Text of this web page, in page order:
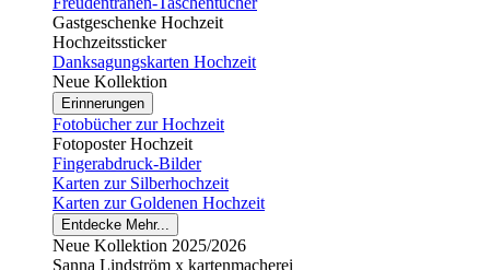
Gastgeschenke Hochzeit
Hochzeitssticker
Danksagungskarten Hochzeit
Neue Kollektion
Erinnerungen
Fotobücher zur Hochzeit
Fotoposter Hochzeit
Fingerabdruck-Bilder
Karten zur Silberhochzeit
Karten zur Goldenen Hochzeit
Entdecke Mehr...
Neue Kollektion 2025/2026
Sanna Lindström x kartenmacherei